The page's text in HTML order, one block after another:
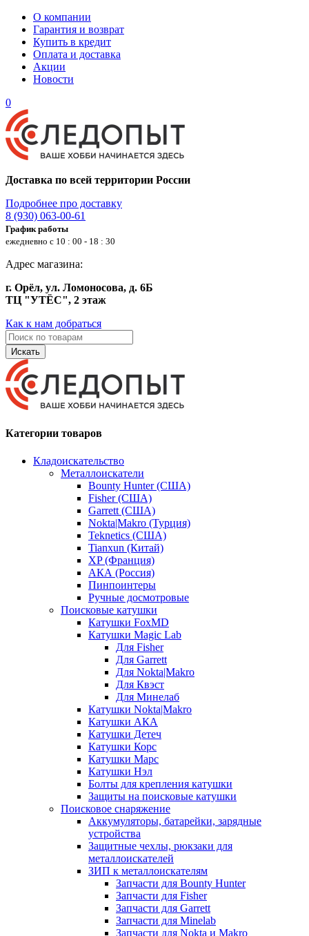
О компании
Гарантия и возврат
Купить в кредит
Оплата и доставка
Акции
Новости
0
Доставка по всей территории России
Подробнее про доставку
8 (930) 063-00-61
График работы
ежедневно с 10 : 00 - 18 : 30
Адрес магазина:
г. Орёл, ул. Ломоносова, д. 6Б
ТЦ "УТЁС", 2 этаж
Как к нам добраться
Искать
Категории товаров
Кладоискательство
Металлоискатели
Bounty Hunter (США)
Fisher (США)
Garrett (США)
Nokta|Makro (Турция)
Teknetics (США)
Tianxun (Китай)
XP (Франция)
АКА (Россия)
Пинпоинтеры
Ручные досмотровые
Поисковые катушки
Катушки FoxMD
Катушки Magic Lab
Для Fisher
Для Garrett
Для Nokta|Makro
Для Квэст
Для Минелаб
Катушки Nokta|Makro
Катушки АКА
Катушки Детеч
Катушки Корс
Катушки Марс
Катушки Нэл
Болты для крепления катушки
Защиты на поисковые катушки
Поисковое снаряжение
Аккумуляторы, батарейки, зарядные
устройства
Защитные чехлы, рюкзаки для
металлоискателей
ЗИП к металлоискателям
Запчасти для Bounty Hunter
Запчасти для Fisher
Запчасти для Garrett
Запчасти для Minelab
Запчасти для Nokta и Makro